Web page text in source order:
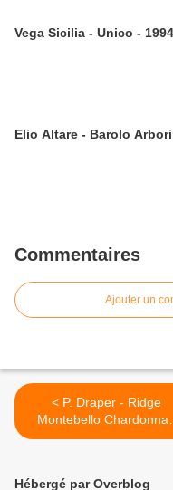
Vega Sicilia - Unico -
Elio Altare - Barolo
Commentaires
Ajouter un
< P. Draper - Ridge
Montebello Chardonnay
2004
Hébergé par Overblog